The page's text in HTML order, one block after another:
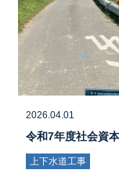
2026.04.01
令和7年度社会資
上下水道工事